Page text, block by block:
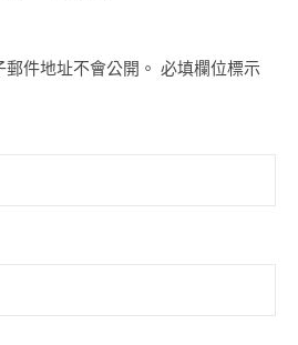
件地址不會公開。 必填欄位標示